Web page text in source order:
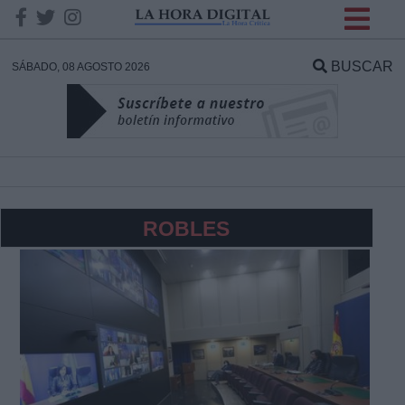
SÁBADO, 08 AGOSTO 2026 BUSCAR
ROBLES
DATOS
Responsable:
Datos tratados:
Legitimación:
Destinatarios: